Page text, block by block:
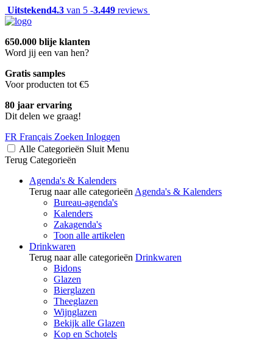
Uitstekend4.3 van 5 -3.449 reviews
650.000 blije klanten
Word jij een van hen?
Gratis samples
Voor producten tot €5
80 jaar ervaring
Dit delen we graag!
FR Français Zoeken Inloggen
Alle Categorieën Sluit Menu
Terug Categorieën
Agenda's & Kalenders
Terug naar alle categorieën Agenda's & Kalenders
Bureau-agenda's
Kalenders
Zakagenda's
Toon alle artikelen
Drinkwaren
Terug naar alle categorieën Drinkwaren
Bidons
Glazen
Bierglazen
Theeglazen
Wijnglazen
Bekijk alle Glazen
Kop en Schotels